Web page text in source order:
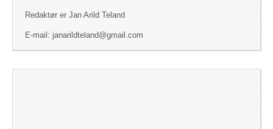
Redaktør er Jan Arild Teland
E-mail: janarildteland@gmail.com